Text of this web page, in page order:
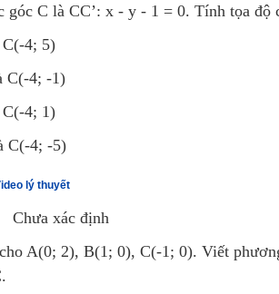
góc C là CC’: x - y - 1 = 0. Tính tọa độ
4; 5)
C(-4; -1)
4; 1)
C(-4; -5)
lý thuyết
Chưa xác định
A(0; 2), B(1; 0), C(-1; 0). Viết